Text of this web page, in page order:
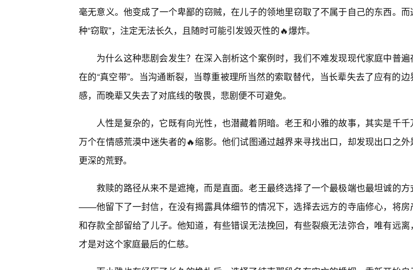
毫无意义。他变成了一个卑鄙的窃贼，在儿子的领地里窃取了不属于自己的东西。而
种“窃取”，注定无法长久，且随时可能引发毁灭性的🔥爆炸。
为什么这种悲剧会发生？在深入剖析这个案例时，我们不难发现现代家庭中普遍
在的“真空带”。当沟通断裂，当尊重被理所当然的索取替代，当长辈失去了应有的边
感，而晚辈又失去了对底线的敬畏，悲剧便不可避免。
人性是复杂的，它既有向光性，也潜藏着阴暗。老王和小雅的故事，其实是千千
万个在情感荒漠中迷失者的🔥缩影。他们试图通过越界来寻找出口，却发现出口之外
更深的荒野。
救赎的路径从来不是遮掩，而是直面。老王最终选择了一个最极端也最坦诚的方
——他留下了一封信，在没有揭露具体细节的情况下，选择去远方的寺庙修心，将房
和存款全部留给了儿子。他知道，有些错误无法挽回，有些裂痕无法弥合，唯有远离，
才是对这个家庭最后的仁慈。